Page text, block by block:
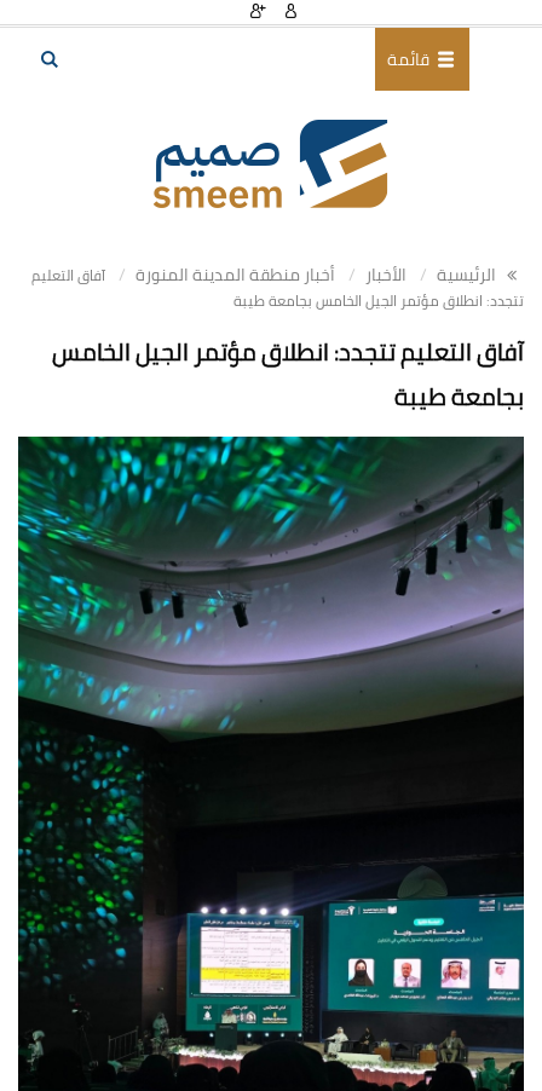
قائمة
الرئيسية الأخبار أخبار منطقة المدينة المنورة
آفاق التعليم
تتجدد: انطلاق مؤتمر الجيل الخامس بجامعة طيبة
آفاق التعليم تتجدد: انطلاق مؤتمر الجيل الخامس
بجامعة طيبة